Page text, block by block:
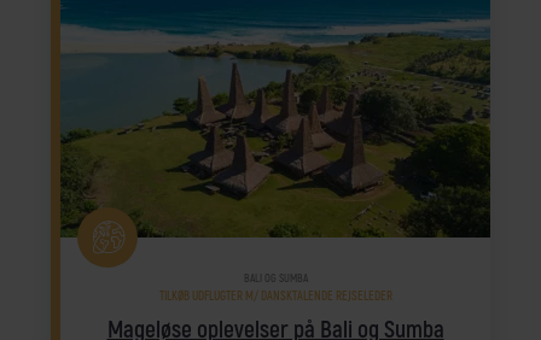
Mageløse oplevelser på Bali og Sumba
BALI OG SUMBA
TILKØB UDFLUGTER M/ DANSKTALENDE REJSELEDER